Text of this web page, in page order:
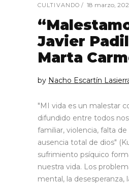
CULTIVANDO 18 marzo,
Javier
Marta
by Nacho Escartín
"MI vida es un malestar
difundido entre todos
familiar, violencia, falta
ausencia total de dios"
sufrimiento psíquico
nuestra vida. Los
mental, la desesperanza,